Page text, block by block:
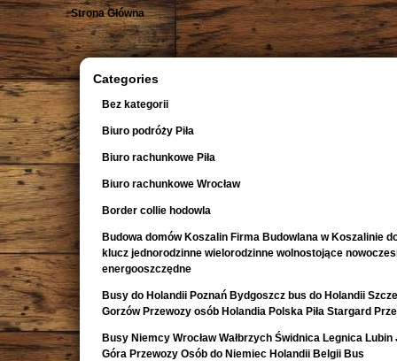
Strona Główna
Categories
Bez kategorii
Biuro podróży Piła
Biuro rachunkowe Piła
Biuro rachunkowe Wrocław
Border collie hodowla
Budowa domów Koszalin Firma Budowlana w Koszalinie
klucz jednorodzinne wielorodzinne wolnostojące
energooszczędne
Busy do Holandii Poznań Bydgoszcz bus do Holandii
Gorzów Przewozy osób Holandia Polska Piła Stargard
Busy Niemcy Wrocław Wałbrzych Świdnica Legnica Lubin
Góra Przewozy Osób do Niemiec Holandii Belgii Bus